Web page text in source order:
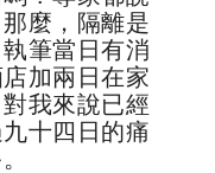
麼，隔離是
筆當日有消
加兩日在家
我來說已經
十四日的痛